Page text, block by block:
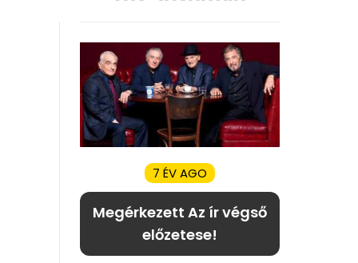
7 ÉV AGO
Megérkezett Az ír végső
előzetese!